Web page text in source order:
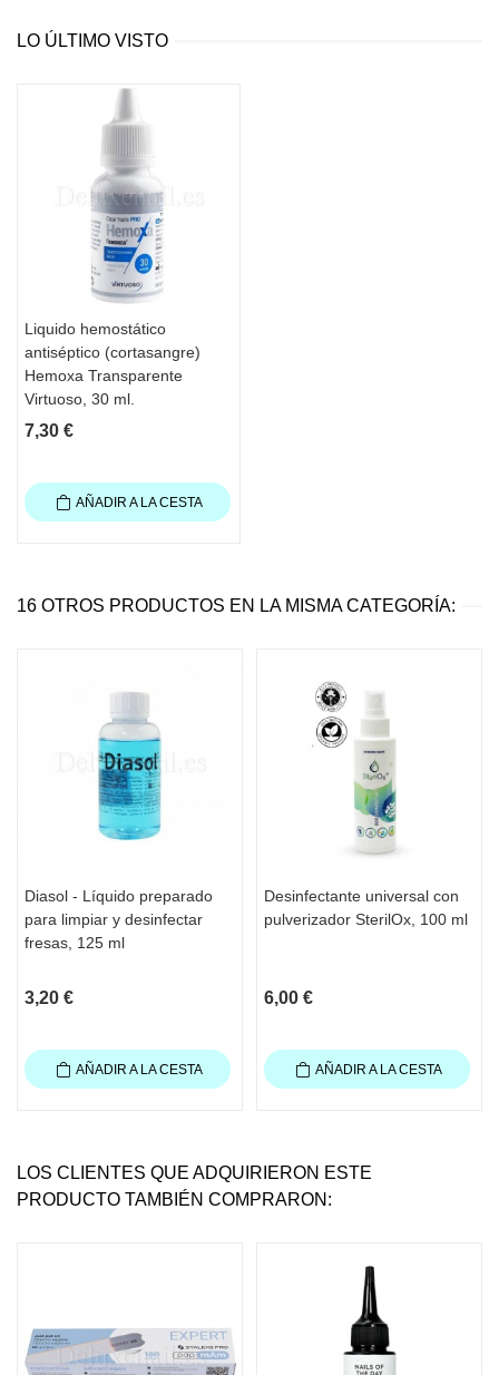
LO ÚLTIMO VISTO
Liquido hemostático
antiséptico (cortasangre)
Hemoxa Transparente
Virtuoso, 30 ml.
7,30 €
AÑADIR A LA CESTA
16 OTROS PRODUCTOS EN LA MISMA CATEGORÍA:
Diasol - Líquido preparado
para limpiar y desinfectar
fresas, 125 ml
3,20 €
AÑADIR A LA CESTA
Desinfectante universal con
pulverizador SterilOx, 100 ml
6,00 €
AÑADIR A LA CESTA
LOS CLIENTES QUE ADQUIRIERON ESTE
PRODUCTO TAMBIÉN COMPRARON: